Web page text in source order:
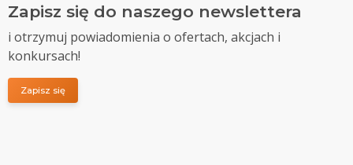
Zapisz się do naszego newslettera
i otrzymuj powiadomienia o ofertach, akcjach i
konkursach!
Zapisz się